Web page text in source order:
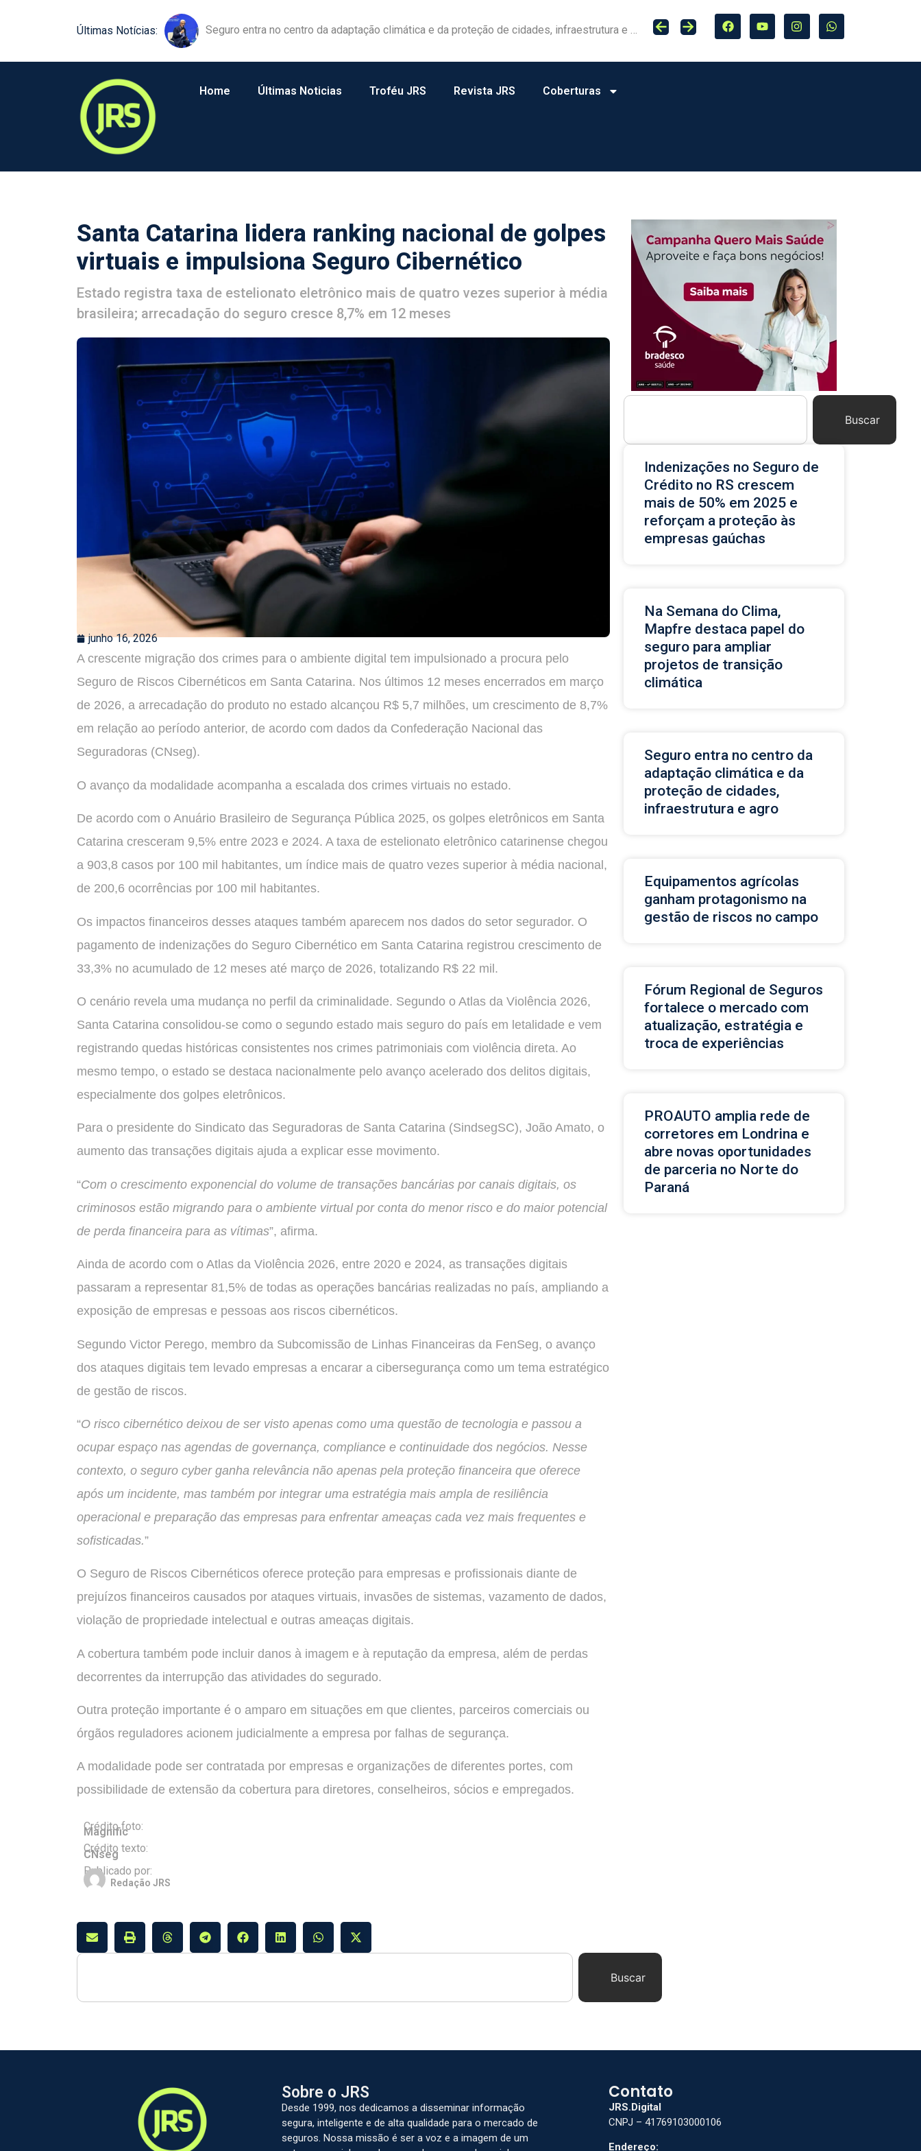
Últimas Notícias: Seguro entra no centro da adaptação climática e da proteção de cidades, infraestrutura e agro
Equipamentos agrícolas ganham protagonismo na gestão de riscos no campo
Home Últimas Noticias Troféu JRS Revista JRS Coberturas
Santa Catarina lidera ranking nacional de golpes
virtuais e impulsiona Seguro Cibernético
Estado registra taxa de estelionato eletrônico mais de quatro vezes superior à média
brasileira; arrecadação do seguro cresce 8,7% em 12 meses
junho 16, 2026
A crescente migração dos crimes para o ambiente digital tem impulsionado a procura pelo
Seguro de Riscos Cibernéticos em Santa Catarina. Nos últimos 12 meses encerrados em março
de 2026, a arrecadação do produto no estado alcançou R$ 5,7 milhões, um crescimento de 8,7%
em relação ao período anterior, de acordo com dados da Confederação Nacional das
Seguradoras (CNseg).
O avanço da modalidade acompanha a escalada dos crimes virtuais no estado.
De acordo com o Anuário Brasileiro de Segurança Pública 2025, os golpes eletrônicos em Santa
Catarina cresceram 9,5% entre 2023 e 2024. A taxa de estelionato eletrônico catarinense chegou
a 903,8 casos por 100 mil habitantes, um índice mais de quatro vezes superior à média nacional,
de 200,6 ocorrências por 100 mil habitantes.
Os impactos financeiros desses ataques também aparecem nos dados do setor segurador. O
pagamento de indenizações do Seguro Cibernético em Santa Catarina registrou crescimento de
33,3% no acumulado de 12 meses até março de 2026, totalizando R$ 22 mil.
O cenário revela uma mudança no perfil da criminalidade. Segundo o Atlas da Violência 2026,
Santa Catarina consolidou-se como o segundo estado mais seguro do país em letalidade e vem
registrando quedas históricas consistentes nos crimes patrimoniais com violência direta. Ao
mesmo tempo, o estado se destaca nacionalmente pelo avanço acelerado dos delitos digitais,
especialmente dos golpes eletrônicos.
Para o presidente do Sindicato das Seguradoras de Santa Catarina (SindsegSC), João Amato, o
aumento das transações digitais ajuda a explicar esse movimento.
“Com o crescimento exponencial do volume de transações bancárias por canais digitais, os
criminosos estão migrando para o ambiente virtual por conta do menor risco e do maior potencial
de perda financeira para as vítimas”, afirma.
Ainda de acordo com o Atlas da Violência 2026, entre 2020 e 2024, as transações digitais
passaram a representar 81,5% de todas as operações bancárias realizadas no país, ampliando a
exposição de empresas e pessoas aos riscos cibernéticos.
Segundo Victor Perego, membro da Subcomissão de Linhas Financeiras da FenSeg, o avanço
dos ataques digitais tem levado empresas a encarar a cibersegurança como um tema estratégico
de gestão de riscos.
“O risco cibernético deixou de ser visto apenas como uma questão de tecnologia e passou a
ocupar espaço nas agendas de governança, compliance e continuidade dos negócios. Nesse
contexto, o seguro cyber ganha relevância não apenas pela proteção financeira que oferece
após um incidente, mas também por integrar uma estratégia mais ampla de resiliência
operacional e preparação das empresas para enfrentar ameaças cada vez mais frequentes e
sofisticadas.”
O Seguro de Riscos Cibernéticos oferece proteção para empresas e profissionais diante de
prejuízos financeiros causados por ataques virtuais, invasões de sistemas, vazamento de dados,
violação de propriedade intelectual e outras ameaças digitais.
A cobertura também pode incluir danos à imagem e à reputação da empresa, além de perdas
decorrentes da interrupção das atividades do segurado.
Outra proteção importante é o amparo em situações em que clientes, parceiros comerciais ou
órgãos reguladores acionem judicialmente a empresa por falhas de segurança.
A modalidade pode ser contratada por empresas e organizações de diferentes portes, com
possibilidade de extensão da cobertura para diretores, conselheiros, sócios e empregados.
Crédito foto:
Magnific
Crédito texto:
CNseg
Publicado por:
Redação JRS
Buscar
Buscar
Indenizações no Seguro de
Crédito no RS crescem
mais de 50% em 2025 e
reforçam a proteção às
empresas gaúchas
Na Semana do Clima,
Mapfre destaca papel do
seguro para ampliar
projetos de transição
climática
Seguro entra no centro da
adaptação climática e da
proteção de cidades,
infraestrutura e agro
Equipamentos agrícolas
ganham protagonismo na
gestão de riscos no campo
Fórum Regional de Seguros
fortalece o mercado com
atualização, estratégia e
troca de experiências
PROAUTO amplia rede de
corretores em Londrina e
abre novas oportunidades
de parceria no Norte do
Paraná
Sobre o JRS
Desde 1999, nos dedicamos a disseminar informação
segura, inteligente e de alta qualidade para o mercado de
seguros. Nossa missão é ser a voz e a imagem de um
Contato
JRS.Digital
CNPJ – 41769103000106
Endereço: